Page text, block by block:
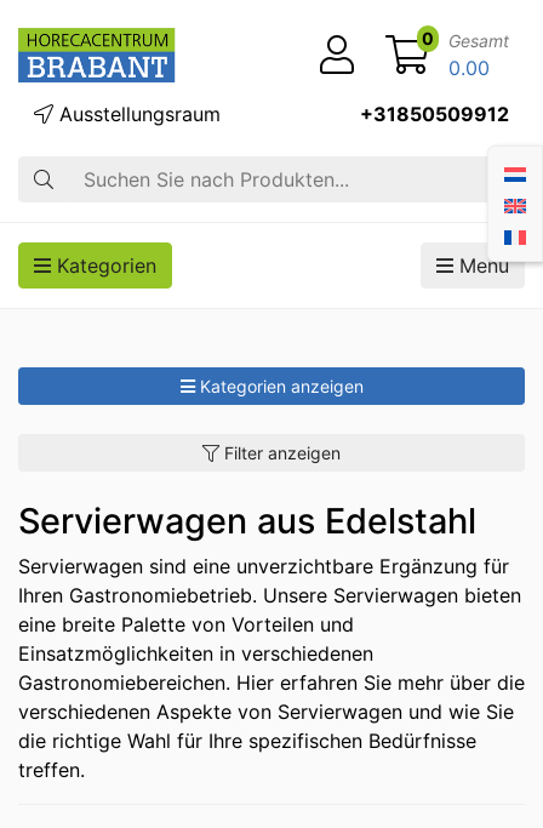
Suche
Ausstellungsraum +31850509912
0 Gesamt
0.00
Kategorien Menü
Kategorien anzeigen
Filter anzeigen
Servierwagen aus Edelstahl
Servierwagen sind eine unverzichtbare Ergänzung für
Ihren Gastronomiebetrieb. Unsere Servierwagen bieten
eine breite Palette von Vorteilen und
Einsatzmöglichkeiten in verschiedenen
Gastronomiebereichen. Hier erfahren Sie mehr über die
verschiedenen Aspekte von Servierwagen und wie Sie
die richtige Wahl für Ihre spezifischen Bedürfnisse
treffen.